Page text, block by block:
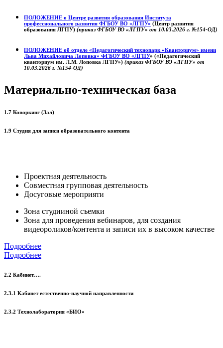
ПОЛОЖЕНИЕ о Центре развития образования Института
профессионального развития ФГБОУ ВО «ЛГПУ» (Центр развития
образования ЛГПУ) (приказ ФГБОУ ВО «ЛГПУ» от 10.03.2026 г. №154-ОД)
ПОЛОЖЕНИЕ об отделе «Педагогический технопарк «Кванториум» имени
Льва Михайловича Лоповка» ФГБОУ ВО «ЛГПУ» («Педагогический
кванториум им. Л.М. Лоповка ЛГПУ») (приказ ФГБОУ ВО «ЛГПУ» от
10.03.2026 г. №154-ОД)
Материально-техническая база
1.7 Коворкинг (Зал)
1.9 Студия для записи образовательного контента
Проектная деятельность
Совместная групповая деятельность
Досуговые мероприяти
Зона студииной съемки
Зона для проведения вебинаров, для создания
видеороликов/контента и записи их в высоком качестве
Подробнее
Подробнее
2.2 Кабинет….
2.3.1 Кабинет естественно-научной направленности
2.3.2 Технолаборатория «БИО»